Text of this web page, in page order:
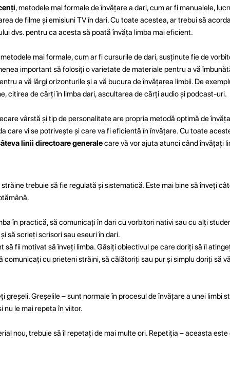
, metodele mai formale de învățare a dari, cum ar fi manualele,
de filme și emisiuni TV în dari. Cu toate acestea, ar trebui să
dvs. pentru ca acesta să poată învăța limba mai eficient.
mai formale, cum ar fi cursurile de dari, susținute fie de
important să folosiți o varietate de materiale pentru a vă
a vă lărgi orizonturile și a vă bucura de învățarea limbii. De
citirea de cărți în limba dari, ascultarea de cărți audio și podcast-uri.
vârstă și tip de personalitate are propria metodă optimă de
care vi se potrivește și care va fi eficientă în învățare. Cu toate
linii directoare generalecare vă vor ajuta atunci când învățați
trebuie să fie regulată și sistematică. Este mai bine să înveți
în practică, să comunicați în dari cu vorbitori nativi sau cu alți
să scrieți scrisori sau eseuri în dari.
să fii motivat să înveți limba. Găsiți obiectivul pe care doriți să îl
comunicați cu prieteni străini, să călătoriți sau pur și simplu doriți să
greșeli. Greșelile – sunt normale în procesul de învățare a unei limbi
nu le mai repeta în viitor.
nou, trebuie să îl repetați de mai multe ori. Repetiția – aceasta